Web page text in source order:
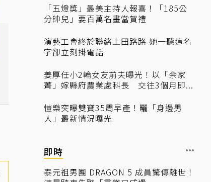
「五燈獎」最美主持人報喜！「185公
分帥兒」要百萬名畫當賀禮
演藝工會終於聯絡上田路路 她一聽這名
字卻立刻掛電話
姜厚任小2輪女友前夫曝光！以「余家
菁」嫁縣府農業處科長 交往3個月即...
愷樂突曝雙寶35周早產！曬「身邊男
人」最新情況曝光
即時
泰元祖男團 DRAGON 5 成員驚傳離世！